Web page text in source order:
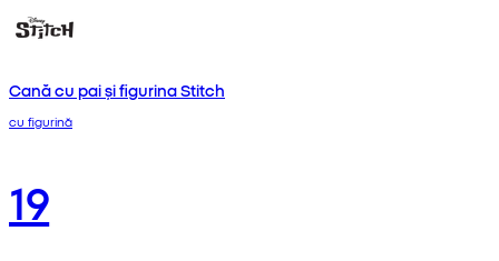
Cană cu pai și figurina Stitch
cu figurină
19